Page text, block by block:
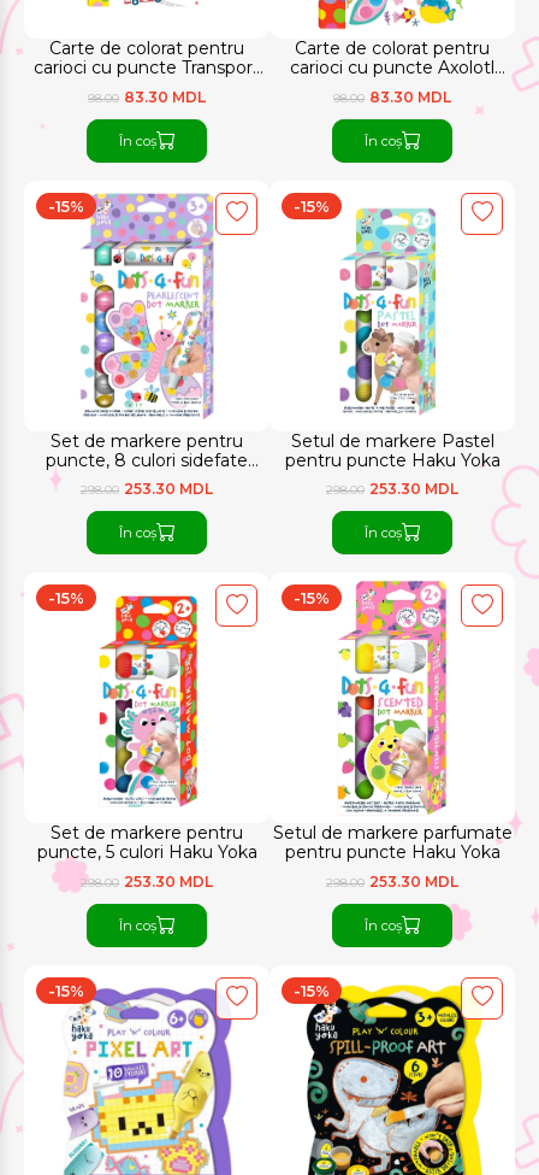
Carte de colorat pentru
carioci cu puncte Transport
Haku Yoka
98.00 83.30 MDL
În coș
Carte de colorat pentru
carioci cu puncte Axolotl
Haku Yoka
98.00 83.30 MDL
În coș
Set de markere pentru
puncte, 8 culori sidefate
Haku Yoka
-15%
298.00 253.30 MDL
În coș
Setul de markere Pastel
pentru puncte Haku Yoka
-15%
298.00 253.30 MDL
În coș
Set de markere pentru
puncte, 5 culori Haku Yoka
-15%
298.00 253.30 MDL
În coș
Setul de markere parfumate
pentru puncte Haku Yoka
-15%
298.00 253.30 MDL
În coș
-15% -15%